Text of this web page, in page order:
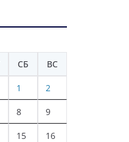
СБ ВС
1 2
8 9
15 16